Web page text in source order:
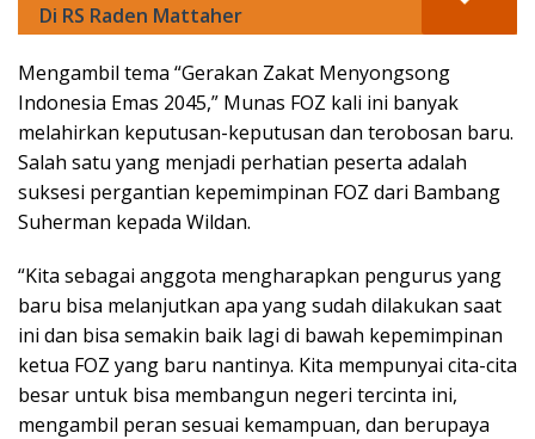
Di RS Raden Mattaher
Mengambil tema “Gerakan Zakat Menyongsong
Indonesia Emas 2045,” Munas FOZ kali ini banyak
melahirkan keputusan-keputusan dan terobosan baru.
Salah satu yang menjadi perhatian peserta adalah
suksesi pergantian kepemimpinan FOZ dari Bambang
Suherman kepada Wildan.
“Kita sebagai anggota mengharapkan pengurus yang
baru bisa melanjutkan apa yang sudah dilakukan saat
ini dan bisa semakin baik lagi di bawah kepemimpinan
ketua FOZ yang baru nantinya. Kita mempunyai cita-cita
besar untuk bisa membangun negeri tercinta ini,
mengambil peran sesuai kemampuan, dan berupaya